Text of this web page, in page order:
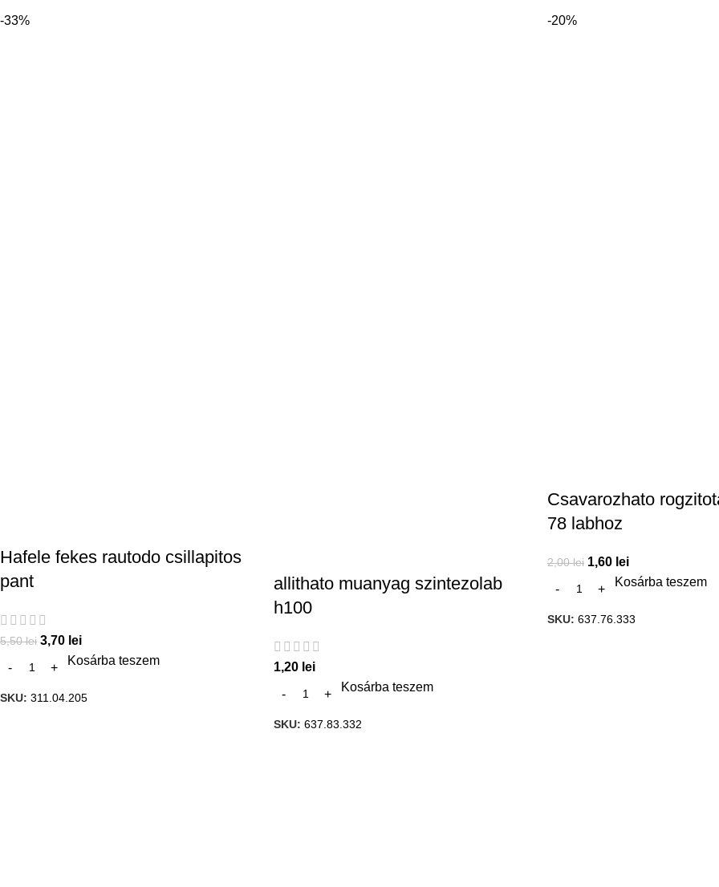
-33%
Hafele fekes rautodo csillapitos
pant
5,50lei 3,70 lei
Kosárba teszem
SKU: 311.04.205
allithato muanyag szintezolab
h100
1,20 lei
Kosárba teszem
SKU: 637.83.332
-20%
Csavarozhato
78 labhoz
2,00lei 1,60 lei
Kosárba teszem
SKU: 637.76.333